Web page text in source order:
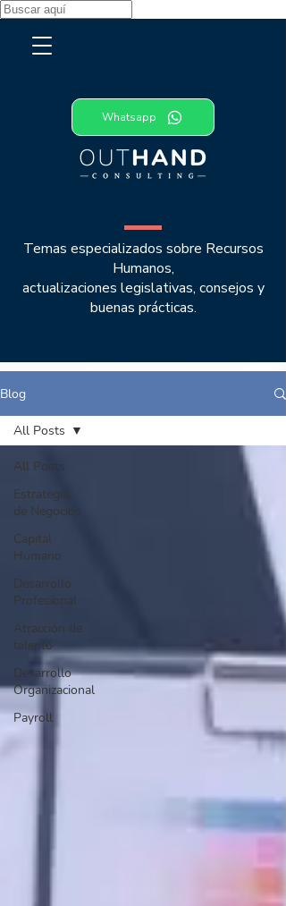
Whatsapp
Temas especializados sobre Recursos
Humanos,
actualizaciones legislativas, consejos y
buenas prácticas.
Blog
All Posts
Estrategia
de Negocios
Capital
Humano
Desarrollo
Profesional
Atracción de
talento
Desarrollo
Organizacional
Payroll
All Posts